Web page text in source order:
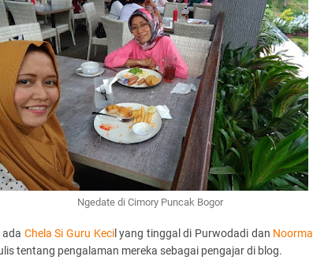
Ngedate di Cimory Puncak Bogor
ada Chela Si Guru Kecil yang tinggal di Purwodadi dan Noorma
tentang pengalaman mereka sebagai pengajar di blog.